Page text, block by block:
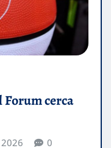
cerca
0